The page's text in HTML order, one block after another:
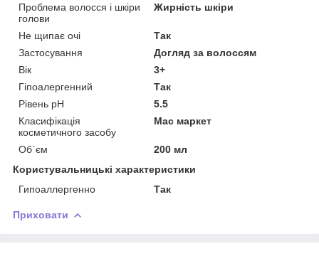
Проблема волосся і шкіри
голови
Жирність шкіри
Не щипає очі
Так
Застосування
Догляд за волоссям
Вік
3+
Гіпоалергенний
Так
Рівень pH
5.5
Класифікація
косметичного засобу
Мас маркет
Об`єм
200 мл
Користувальницькі характеристики
Гипоаллергенно
Так
Приховати